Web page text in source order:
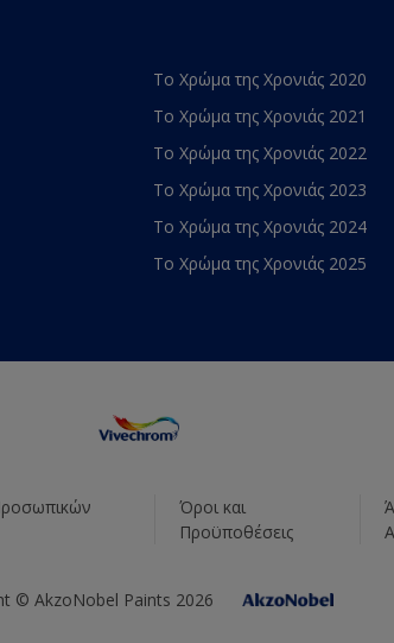
Το Χρώμα της Χρονιάς 2020
Το Χρώμα της Χρονιάς 2021
Το Χρώμα της Χρονιάς 2022
Το Χρώμα της Χρονιάς 2023
Το Χρώμα της Χρονιάς 2024
Το Χρώμα της Χρονιάς 2025
Όροι και
Προϋποθέσεις
© AkzoNobel Paints 2026